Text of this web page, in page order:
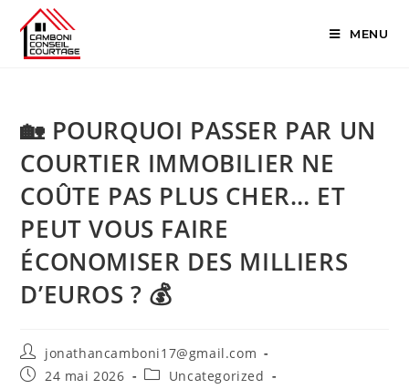
MENU
🏡 POURQUOI PASSER PAR UN
COURTIER IMMOBILIER NE
COÛTE PAS PLUS CHER… ET
PEUT VOUS FAIRE
ÉCONOMISER DES MILLIERS
D’EUROS ? 💰
jonathancamboni17@gmail.com
24 mai 2026
Uncategorized